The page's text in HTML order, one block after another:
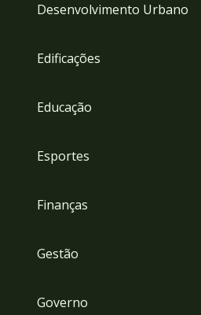
Desenvolvimento Urbano
Edificações
Educação
Esportes
Finanças
Gestão
Governo